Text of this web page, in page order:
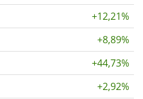
+12,21%
+8,89%
+44,73%
+2,92%